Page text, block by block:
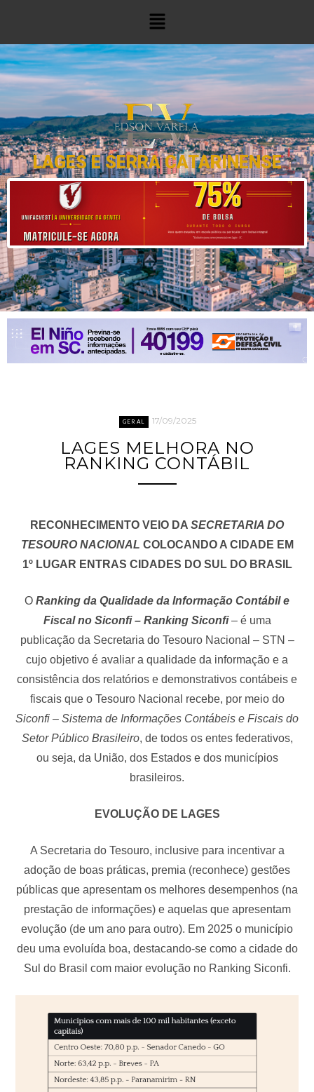
LAGES E SERRA CATARINENSE
GERAL 17/09/2025
LAGES MELHORA NO
RANKING CONTÁBIL
RECONHECIMENTO VEIO DA SECRETARIA DO
TESOURO NACIONAL COLOCANDO A CIDADE EM
1º LUGAR ENTRAS CIDADES DO SUL DO BRASIL
O Ranking da Qualidade da Informação Contábil e
Fiscal no Siconfi – Ranking Siconfi– é uma
publicação da Secretaria do Tesouro Nacional – STN –
cujo objetivo é avaliar a qualidade da informação e a
consistência dos relatórios e demonstrativos contábeis e
fiscais que o Tesouro Nacional recebe, por meio do
Siconfi – Sistema de Informações Contábeis e Fiscais do
Setor Público Brasileiro, de todos os entes federativos,
ou seja, da União, dos Estados e dos municípios
brasileiros.
EVOLUÇÃO DE LAGES
A Secretaria do Tesouro, inclusive para incentivar a
adoção de boas práticas, premia (reconhece) gestões
públicas que apresentam os melhores desempenhos (na
prestação de informações) e aquelas que apresentam
evolução (de um ano para outro). Em 2025 o município
deu uma evoluída boa, destacando-se como a cidade do
Sul do Brasil com maior evolução no Ranking Siconfi.